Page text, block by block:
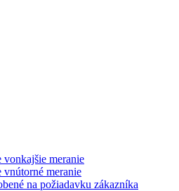
vonkajšie meranie
vnútorné meranie
na požiadavku zákazníka